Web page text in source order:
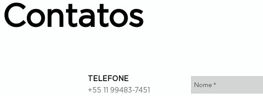
Contatos
TELEFONE
+55 11 99483-7451